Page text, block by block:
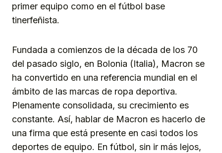
primer equipo como en el fútbol base
tinerfeñista.
Fundada a comienzos de la década de los 70
del pasado siglo, en Bolonia (Italia), Macron se
ha convertido en una referencia mundial en el
ámbito de las marcas de ropa deportiva.
Plenamente consolidada, su crecimiento es
constante. Así, hablar de Macron es hacerlo de
una firma que está presente en casi todos los
deportes de equipo. En fútbol, sin ir más lejos,